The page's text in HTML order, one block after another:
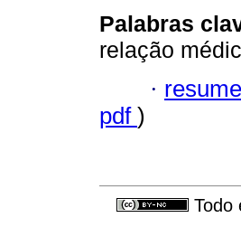
Palabras
relação
·
pdf )
Todo